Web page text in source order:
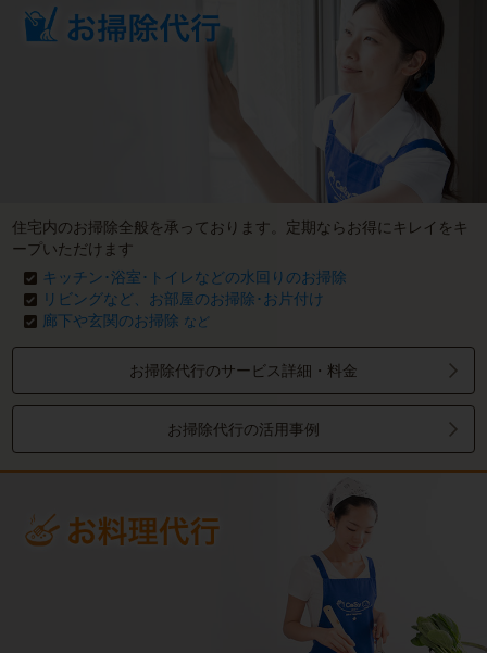
住宅内のお掃除全般を承っております。定期ならお得にキレイをキ
ープいただけます
キッチン･浴室･トイレなどの水回りのお掃除
リビングなど、お部屋のお掃除･お片付け
廊下や玄関のお掃除 など
お掃除代行のサービス詳細・料金
お掃除代行の活用事例